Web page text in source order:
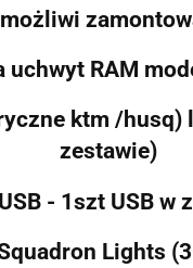
uchwyt RAM
ktm /husq)
zestawie)
- 1szt USB w
Lights